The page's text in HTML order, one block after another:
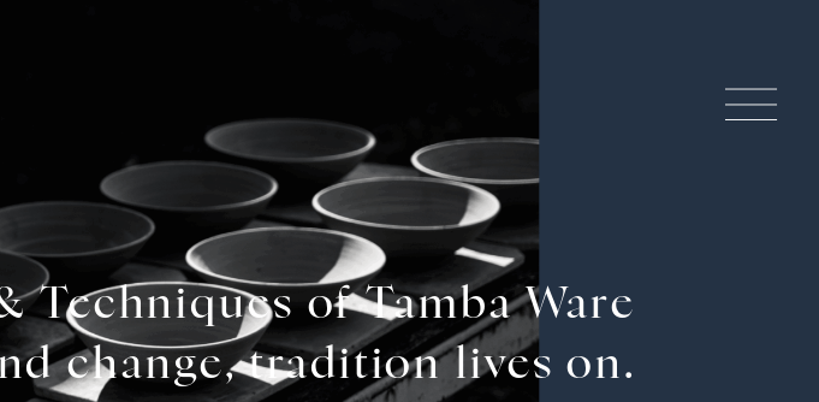
丹波的傳統工藝
丹波焼的歷史、特色與製法
陶藝體驗
Techniques of Tamba Ware
change, tradition lives on.